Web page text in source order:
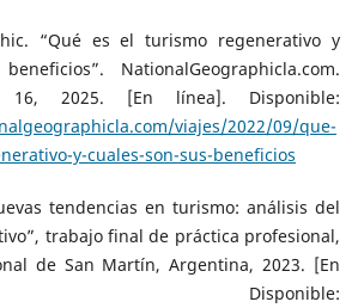
“Qué es el turismo regenerativo y
NationalGeographicla.com.
16, 2025. [En línea]. Disponible:
viajes/2022/09/que-
y-cuales-son-sus-beneficios
tendencias en turismo: análisis del
trabajo final de práctica profesional,
de San Martín, Argentina, 2023. [En
Disponible: